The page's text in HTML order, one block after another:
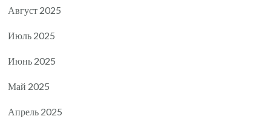
Август 2025
Июль 2025
Июнь 2025
Май 2025
Апрель 2025